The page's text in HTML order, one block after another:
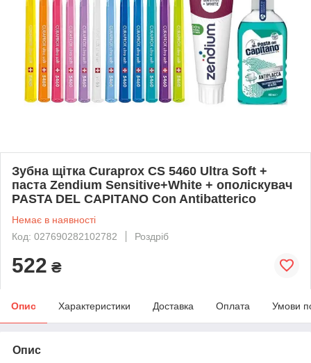
Зубна щітка Curaprox CS 5460 Ultra Soft +
паста Zendium Sensitive+White + ополіскувач
PASTA DEL CAPITANO Con Antibatterico
Немає в наявності
Код: 027690282102782
Роздріб
522 ₴
Опис Характеристики Доставка Оплата Умови
Опис